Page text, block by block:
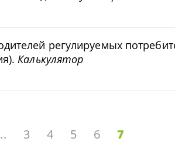
регулируемых
Калькулятор
3 4 5 6 7